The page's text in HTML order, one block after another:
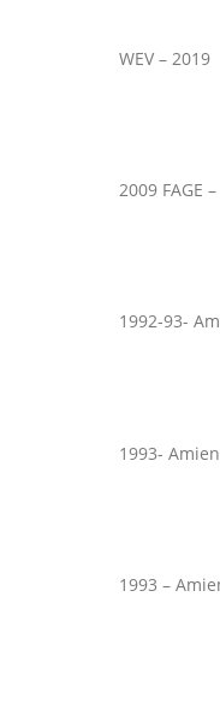
WEV – 2019
2009 FAGE
1992-93-
1993-
1993 –